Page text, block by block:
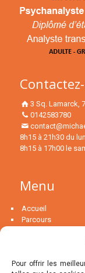
Pour offrir les
3 Sq. Lamarck,
0142583780
8h15 à 21h30 du
8h15 à 17h00 le
Menu
Accueil
Parcours
La